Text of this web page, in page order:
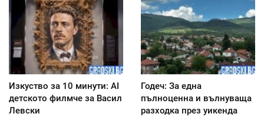
Изкуство за 10 минути: AI
детското филмче за Васил
Левски
Годеч: За една
пълноценна и вълнуваща
разходка през уикенда